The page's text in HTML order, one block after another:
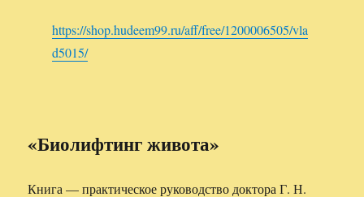
https://shop.hudeem99.ru/aff/free/1200006505/vla
d5015/
«Биолифтинг живота»
Книга — практическое руководство доктора Г. Н.